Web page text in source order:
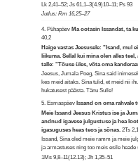
Lk 2,41–52; Js 61,1–3(4.9)10–11; Ps 93
Jutlus: Rm 16,25–27
4. Pühapäev Ma ootasin Issandat, ta
40,2
Haige vastas Jeesusele: "Isand, mul
liikuma. Sellal kui mina olen alles
talle: "Tõuse üles, võta oma
Jeesus, Jumala Poeg, Sina said
kes meid aitaks. Sina tulid, et meid nii
hukatusest päästa. Tänu Sulle!
5. Esmaspäev Issand on oma rahvale
Meie Issand Jeesus Kristus ise ja
andnud igavese julgustuse ja hea
igasuguses heas teos ja sõnas.2Ts
Issand, Sina oled meie ramm ja meie
ja armastuses ning too meis esile heade
1Ms 9,8–11(12.13); Jh 1,35–51